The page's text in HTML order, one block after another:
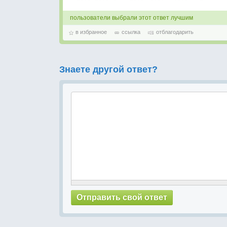
пользователи выбрали этот ответ лучшим
в избранное ссылка отблагодарить
Знаете другой ответ?